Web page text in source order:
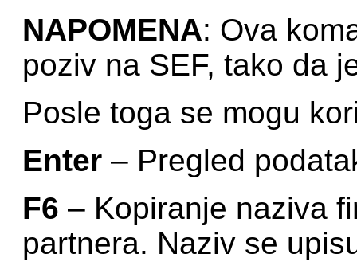
NAPOMENA: Ova
poziv na SEF, tako da
Posle toga se mogu
Enter – Pregled
F6 – Kopiranje naziva
partnera. Naziv se